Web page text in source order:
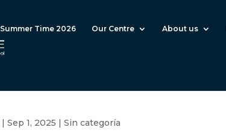
Summer Time 2026 Our Centre About us
|Sep 1, 2025 |Sin categoría